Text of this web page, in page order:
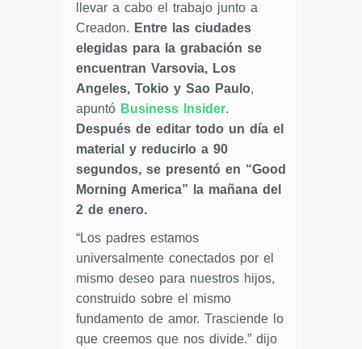
llevar a cabo el trabajo junto a
Creadon. Entre las ciudades
elegidas para la grabación se
encuentran Varsovia, Los
Angeles, Tokio y Sao Paulo,
apuntó Business Insider.
Después de editar todo un día el
material y reducirlo a 90
segundos, se presentó en “Good
Morning America” la mañana del
2 de enero.
“Los padres estamos
universalmente conectados por el
mismo deseo para nuestros hijos,
construido sobre el mismo
fundamento de amor. Trasciende lo
que creemos que nos divide.” dijo